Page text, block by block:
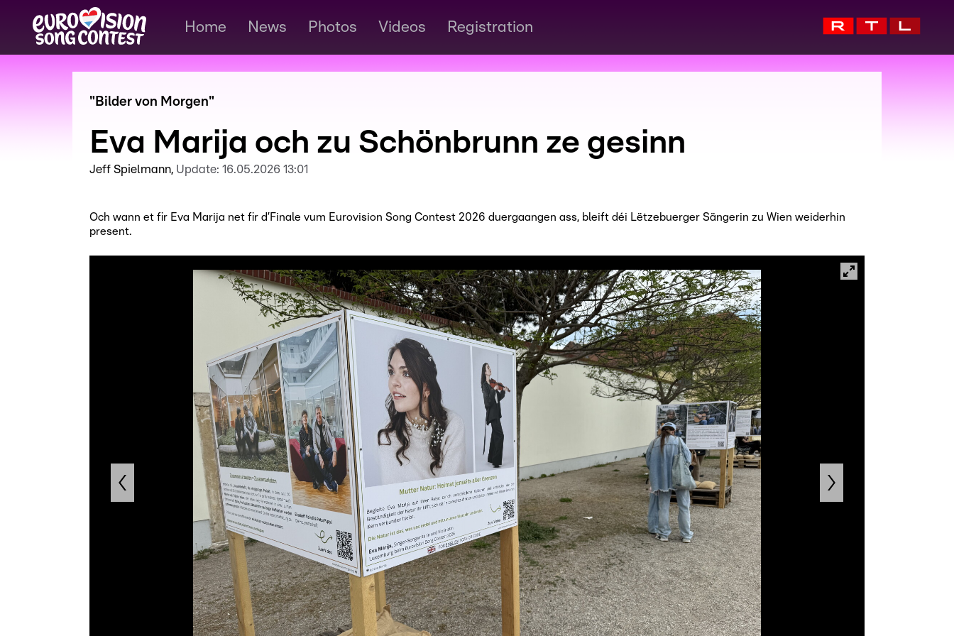
Home News Photos Videos Registration
"Bilder von Morgen"
Eva Marija och zu Schönbrunn ze gesinn
Jeff Spielmann Update: 16.05.2026 13:01
Och wann et fir Eva Marija net fir d’Finale vum Eurovision Song Contest 2026 duergaangen ass, bleift déi Lëtzebuerger Sängerin zu Wien weiderhin
present.